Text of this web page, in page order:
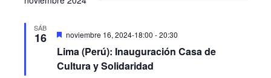
SÁB
16
Lima (Perú): Inauguración Casa de
Cultura y Solidaridad
Destacado
noviembre 16, 2024-18:00 -20:30